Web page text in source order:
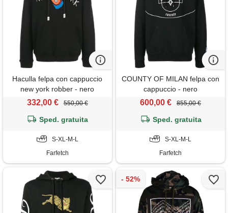
Haculla felpa con cappuccio
new york robber - nero
332,00 € 550,00 €
Sped. gratuita
S-XL-M-L
Farfetch
COUNTY OF MILAN felpa con
cappuccio - nero
600,00 € 855,00 €
Sped. gratuita
S-XL-M-L
Farfetch